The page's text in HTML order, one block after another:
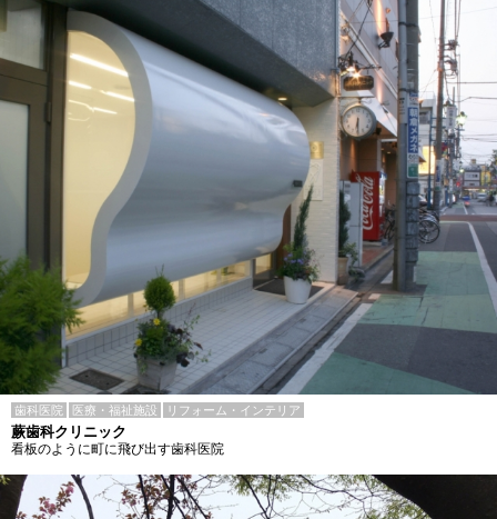
歯科医院 医療・福祉施設 リフォーム・インテリア
蕨歯科クリニック
看板のように町に飛び出す歯科医院